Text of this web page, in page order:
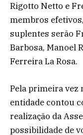
Rigotto Netto e
membros
suplentes serão
Barbosa, Manoel
Ferreira La Rosa.
Pela primeira vez
entidade contou
realização da
possibilidade de